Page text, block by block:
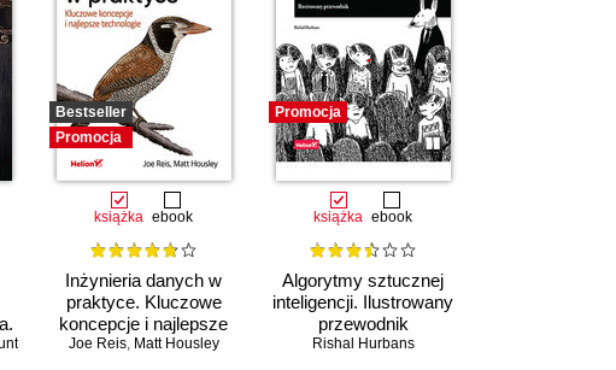
Bestseller
Promocja
książka ebook
Inżynieria danych w
praktyce. Kluczowe
koncepcje i najlepsze
technologie
Joe Reis, Matt Housley
Promocja
książka ebook
Algorytmy sztucznej
inteligencji. Ilustrowany
przewodnik
Rishal Hurbans